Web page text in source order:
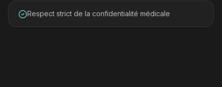
Respect strict de la confidentialité médicale